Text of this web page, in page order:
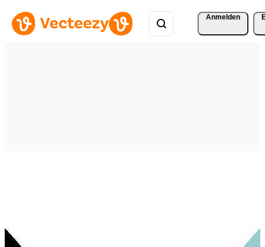
Anmelden